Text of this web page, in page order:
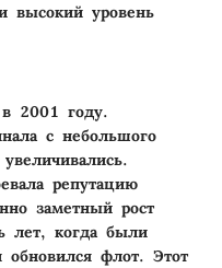
высокий уровень
2001 году.
с небольшого
репутацию
заметный рост
лет, когда были
флот. Этот